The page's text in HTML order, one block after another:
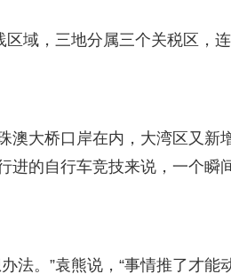
区域，三地分属三个关税区，
大桥口岸在内，大湾区又新
进的自行车竞技来说，一个瞬
法。”袁熊说，“事情推了才能